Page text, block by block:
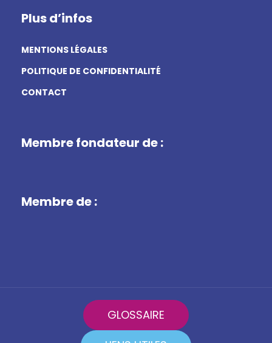
Plus d’infos
MENTIONS LÉGALES
POLITIQUE DE CONFIDENTIALITÉ
CONTACT
Membre fondateur de :
Membre de :
GLOSSAIRE